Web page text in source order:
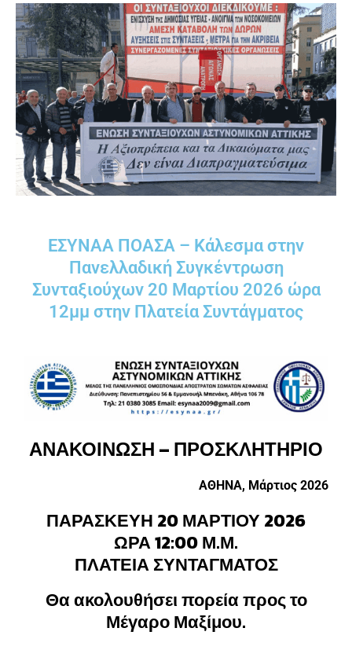
ΕΣΥΝΑΑ ΠΟΑΣΑ – Κάλεσμα στην
Πανελλαδική Συγκέντρωση
Συνταξιούχων 20 Μαρτίου 2026 ώρα
12μμ στην Πλατεία Συντάγματος
ΑΝΑΚΟΙΝΩΣΗ – ΠΡΟΣΚΛΗΤΗΡΙΟ
ΑΘΗΝΑ, Μάρτιος 2026
ΠΑΡΑΣΚΕΥΗ 20 ΜΑΡΤΙΟΥ 2026
ΩΡΑ 12:00 Μ.Μ.
ΠΛΑΤΕΙΑ ΣΥΝΤΑΓΜΑΤΟΣ
Θα ακολουθήσει πορεία προς το
Μέγαρο Μαξίμου.